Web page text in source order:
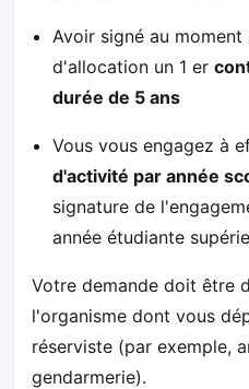
Avoir signé au
d'allocation un 1 er
durée de 5 ans
Vous vous engagez à
d'activité par année
signature de
année étudiante
Votre demande doit être
l'organisme dont vous
réserviste (par exemple,
gendarmerie).